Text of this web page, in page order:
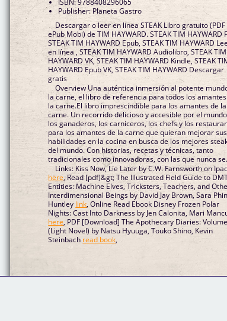
Publisher: Planeta Gastro
Descargar o leer en línea STEAK Libro gratuito (PDF
ePub Mobi) de TIM HAYWARD. STEAK TIM HAYWARD
STEAK TIM HAYWARD Epub, STEAK TIM HAYWARD
en línea , STEAK TIM HAYWARD Audiolibro, STEAK TIM
HAYWARD VK, STEAK TIM HAYWARD Kindle, STEAK
HAYWARD Epub VK, STEAK TIM HAYWARD Descargar
gratis
Overview Una auténtica inmersión al potente
la carne, el libro de referencia para todos los
la carne.El libro imprescindible para los amantes de la
carne. Un recorrido delicioso y accesible por el
los ganaderos, los carniceros, los chefs y los
para los amantes de la carne que quieran mejorar sus
habilidades en la cocina en busca de los mejores
del mundo. Con historias, recetas y técnicas, tanto
tradicionales como innovadoras, con las que nunca
Links: Kiss Now, Lie Later by C.W. Farnsworth on
here, Read [pdf]&gt; The Illustrated Field Guide to
Entities: Machine Elves, Tricksters, Teachers, and
Interdimensional Beings by David Jay Brown, Sara
Huntley link, Online Read Ebook Disney Frozen Polar
Nights: Cast Into Darkness by Jen Calonita, Mari
here, PDF [Download] The Apothecary Diaries:
(Light Novel) by Natsu Hyuuga, Touko Shino, Kevin
Steinbach read book,